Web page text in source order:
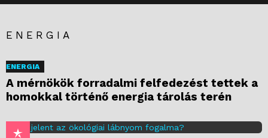
ENERGIA
ENERGIA
A mérnökök forradalmi felfedezést tettek a
homokkal történő energia tárolás terén